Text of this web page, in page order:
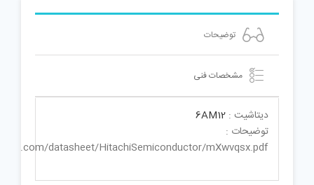
توضیحات
مشخصات فنی
دیتاشیت : 6AM12
توضیحات :
datasheet/HitachiSemiconductor/mXwvqsx.pdf